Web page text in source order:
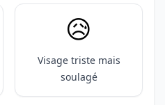
😥
Visage triste mais
soulagé